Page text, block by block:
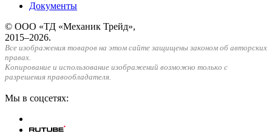
Документы
© ООО «ТД «Механик Трейд»,
2015–2026.
Все изображения товаров на этом сайте защищены законом об авторских
правах.
Копирование и использование изображений возможно только с
разрешения правообладателя.
Мы в соцсетях: